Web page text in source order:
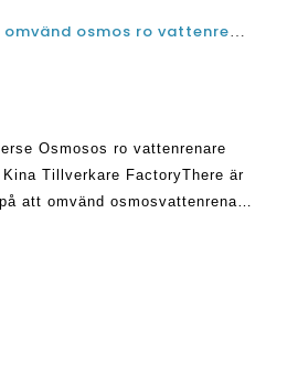
Osmosos ro vattenrenare
Tillverkare FactoryThere är
att omvänd osmosvattenrenare
på de stora fördelarna det har